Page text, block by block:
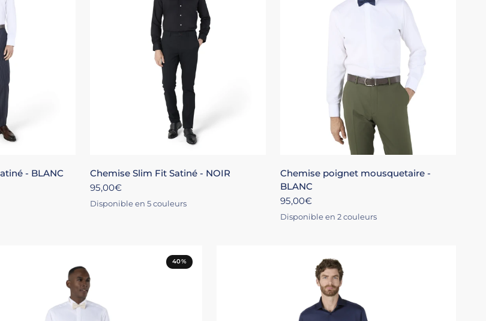
XL +4
- BLANC
XS M L XL +1
Chemise Slim Fit Satiné - NOIR
95,00€
BLANC
ROSE
NOIR
MARINE
ÉCRU
Disponible en 5 couleurs
XL
Chemise poignet mousquetaire -
BLANC
95,00€
BLANC
CIEL
Disponible en 2 couleurs
40%